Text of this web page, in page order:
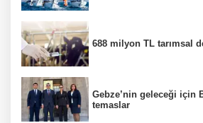
688 milyon TL tarımsal
Gebze’nin geleceği için
temaslar